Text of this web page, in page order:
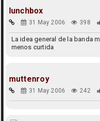
lunchbox
31 May 2006 398
La idea general de la banda
menos curtida
muttenroy
31 May 2006 242